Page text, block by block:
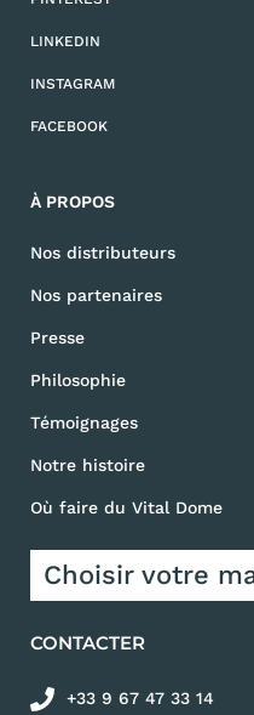
CONTACTER
+33 9 67 47 33 14
À PROPOS
Nos distributeurs
Nos partenaires
Presse
Philosophie
Témoignages
Notre histoire
Où faire du Vital Dome
Choisir votre
LINKEDIN
INSTAGRAM
FACEBOOK